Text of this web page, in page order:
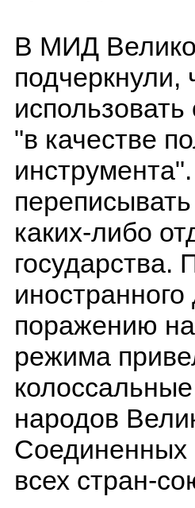
В МИД
подчеркнули,
"в качестве
каких-либо
государства.
поражению
режима
народов
всех стран-